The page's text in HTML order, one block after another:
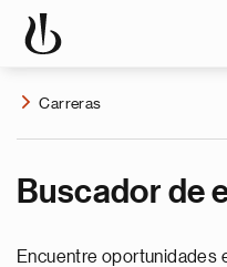
Carreras
Buscador de
Encuentre oportunidades